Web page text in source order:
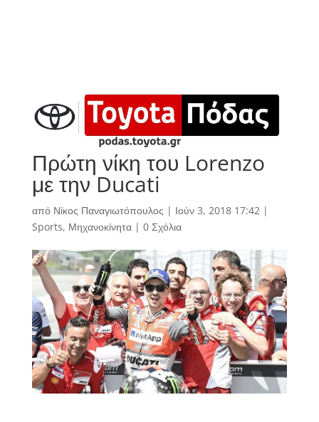
Πρώτη νίκη του Lorenzo
με την Ducati
από Νίκος Παναγιωτόπουλος | Ιούν 3, 2018 17:42|
Sports, Μηχανοκίνητα| 0 Σχόλια